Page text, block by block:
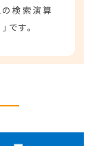
検索演算
です。